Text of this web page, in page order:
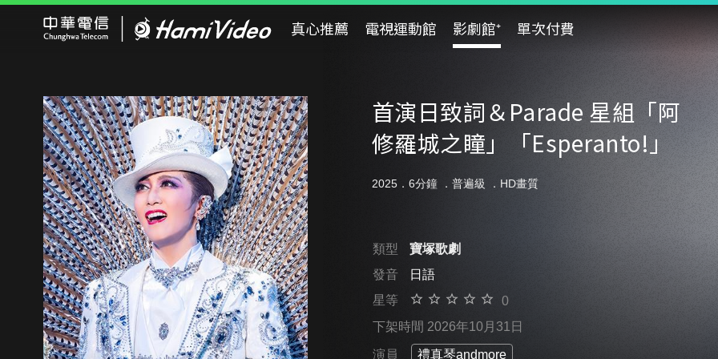
真心推薦 電視運動館 影劇館⁺ 單次付費
首演日致詞＆Parade 星組「阿
修羅城之瞳」「Esperanto!」
2025．6分鐘 ． 普遍級 ．HD畫質
類型
寶塚歌劇
發音
日語
星等
0
下架時間 2026年10月31日
演員 禮真琴andmore